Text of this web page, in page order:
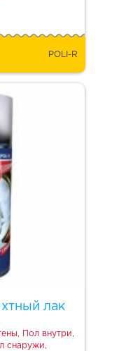
POLI-R
лак
Пол внутри,
снаружи,